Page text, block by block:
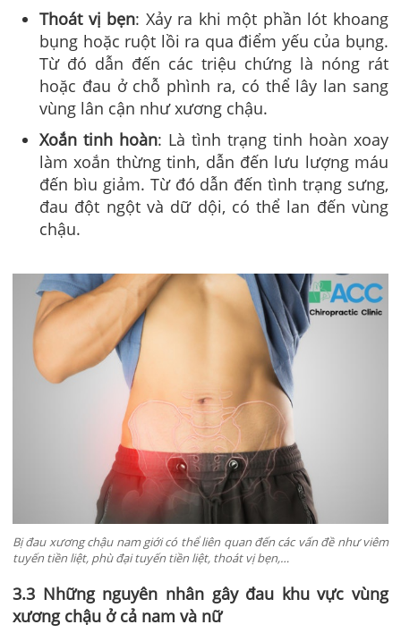
Thoát vị bẹn: Xảy ra khi một phần lót khoang
bụng hoặc ruột lồi ra qua điểm yếu của bụng.
Từ đó dẫn đến các triệu chứng là nóng rát
hoặc đau ở chỗ phình ra, có thể lây lan sang
vùng lân cận như xương chậu.
Xoắn tinh hoàn: Là tình trạng tinh hoàn xoay
làm xoắn thừng tinh, dẫn đến lưu lượng máu
đến bìu giảm. Từ đó dẫn đến tình trạng sưng,
đau đột ngột và dữ dội, có thể lan đến vùng
chậu.
Bị đau xương chậu nam giới có thể liên quan đến các vấn đề như viêm
tuyến tiền liệt, phù đại tuyến tiền liệt, thoát vị bẹn,…
3.3 Những nguyên nhân gây đau khu vực vùng
xương chậu ở cả nam và nữ